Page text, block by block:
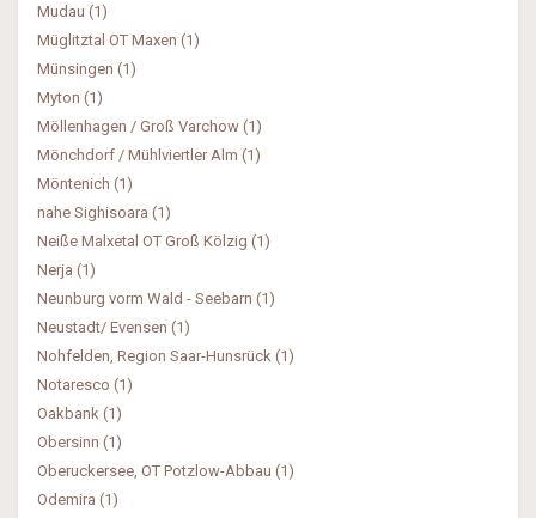
Mudau (1)
Müglitztal OT Maxen (1)
Münsingen (1)
Myton (1)
Möllenhagen / Groß Varchow (1)
Mönchdorf / Mühlviertler Alm (1)
Möntenich (1)
nahe Sighisoara (1)
Neiße Malxetal OT Groß Kölzig (1)
Nerja (1)
Neunburg vorm Wald - Seebarn (1)
Neustadt/ Evensen (1)
Nohfelden, Region Saar-Hunsrück (1)
Notaresco (1)
Oakbank (1)
Obersinn (1)
Oberuckersee, OT Potzlow-Abbau (1)
Odemira (1)